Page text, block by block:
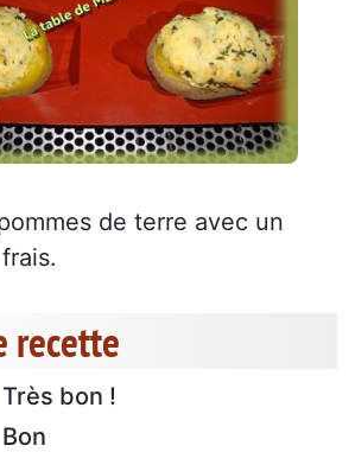
de terre avec un
recette
Très bon !
Bon